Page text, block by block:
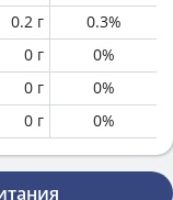
0.2 г 0.3%
0 г 0%
0 г 0%
0 г 0%